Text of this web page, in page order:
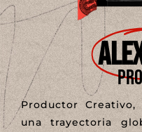
Productor
una trayectoria